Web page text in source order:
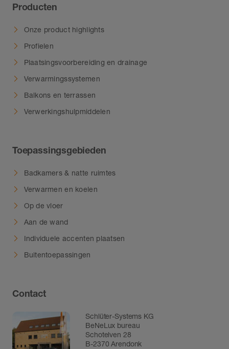
Producten
Onze product highlights
Profielen
Plaatsingsvoorbereiding en drainage
Verwarmingssystemen
Balkons en terrassen
Verwerkingshulpmiddelen
Toepassingsgebieden
Badkamers & natte ruimtes
Verwarmen en koelen
Op de vloer
Aan de wand
Individuele accenten plaatsen
Buitentoepassingen
Contact
Schlüter-Systems KG
BeNeLux bureau
Schotelven 28
B-2370 Arendonk